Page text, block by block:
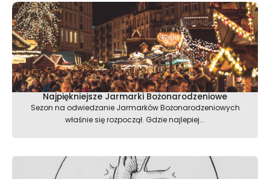
Najpiękniejsze Jarmarki Bożonarodzeniowe
Sezon na odwiedzanie Jarmarków Bożonarodzeniowych
właśnie się rozpoczął. Gdzie najlepiej...